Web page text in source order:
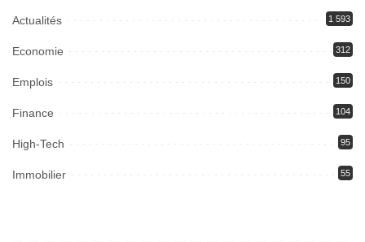
Actualités 1 593
Economie 312
Emplois 150
Finance 104
High-Tech 95
Immobilier 55